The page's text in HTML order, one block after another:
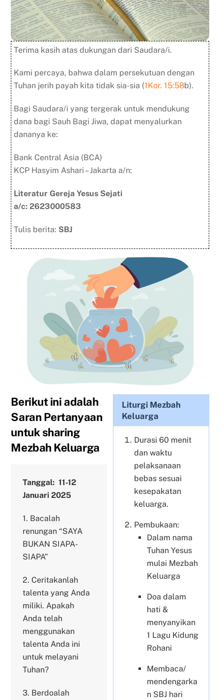
a
k
u
k
a
n
M
e
z
b
a
h
K
e
l
u
a
r
g
a
*
Terima kasih atas dukungan dari Saudara/i.
Kami percaya, bahwa dalam persekutuan dengan
Tuhan jerih payah kita tidak sia-sia (1Kor. 15:58b).
Bagi Saudara/i yang tergerak untuk mendukung
dana bagi Sauh Bagi Jiwa, dapat menyalurkan
dananya ke:
Bank Central Asia (BCA)
KCP Hasyim Ashari – Jakarta a/n:
Literatur Gereja Yesus Sejati
a/c: 2623000583
Tulis berita: SBJ
Berikut ini adalah
Saran Pertanyaan
untuk sharing
Mezbah Keluarga
Tanggal: 11-12
Januari 2025
1.⁠ ⁠Bacalah
renungan “SAYA
BUKAN SIAPA-
SIAPA”
2.⁠ ⁠Ceritakanlah
talenta yang Anda
miliki. Apakah
Anda telah
menggunakan
talenta Anda ini
untuk melayani
Tuhan?
3.⁠ ⁠Berdoalah
Liturgi Mezbah
Keluarga
Durasi 60 menit
dan waktu
pelaksanaan
bebas sesuai
kesepakatan
keluarga.
Pembukaan:
Dalam nama
Tuhan Yesus
mulai Mezbah
Keluarga
Doa dalam
hati &
menyanyikan
1 Lagu Kidung
Rohani
Membaca/
mendengarka
n SBJ hari